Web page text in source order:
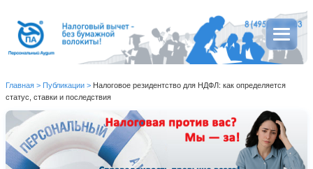
Главная > Публикации > Налоговое резидентство для НДФЛ: как определяется
статус, ставки и последствия